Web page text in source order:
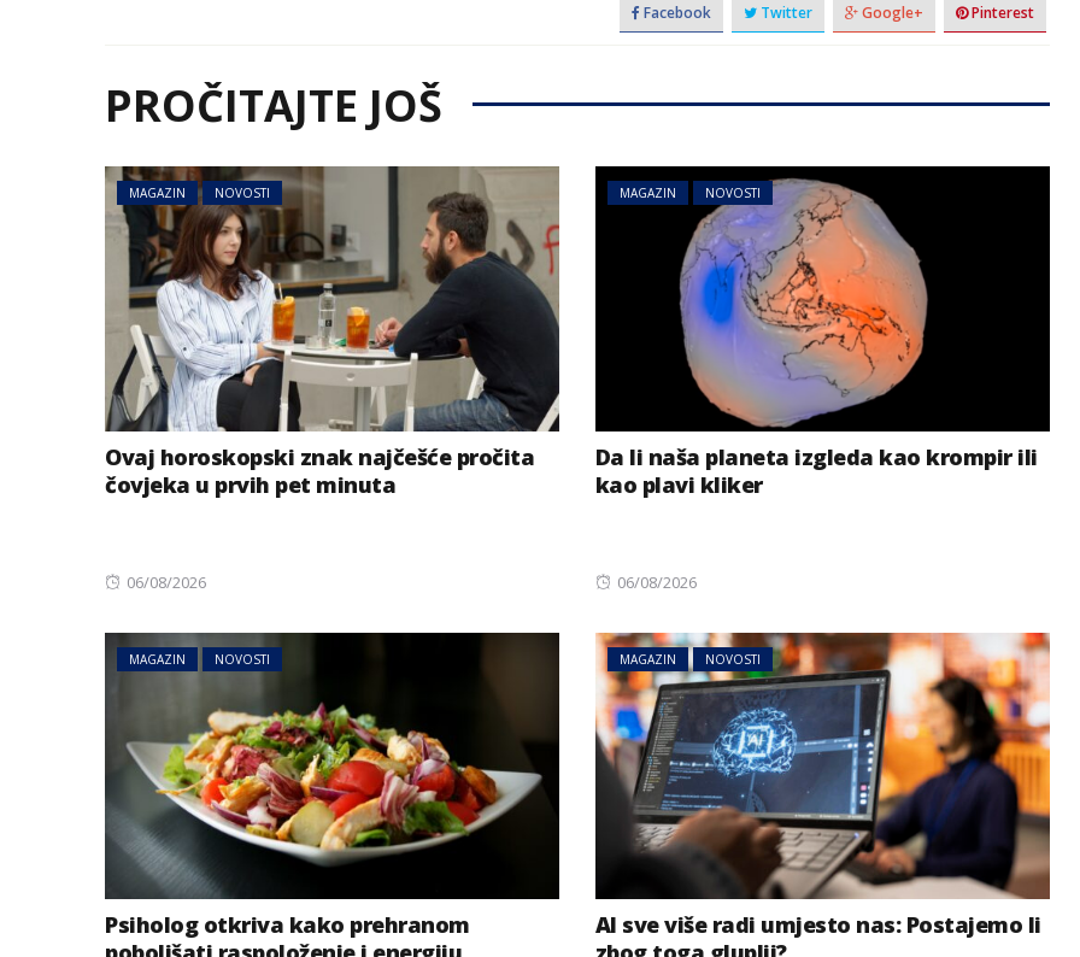
Facebook Twitter Google+ Pinterest
PROČITAJTE JOŠ
MAGAZIN NOVOSTI
Ovaj horoskopski znak najčešće pročita
čovjeka u prvih pet minuta
Posted
06/08/2026
MAGAZIN NOVOSTI
Da li naša planeta izgleda kao krompir ili
kao plavi kliker
Posted
06/08/2026
MAGAZIN NOVOSTI
Psiholog otkriva kako prehranom
MAGAZIN NOVOSTI
AI sve više radi umjesto nas: Postajemo li